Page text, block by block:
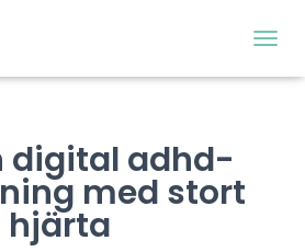
L
digital adhd-
med stort
hjärta